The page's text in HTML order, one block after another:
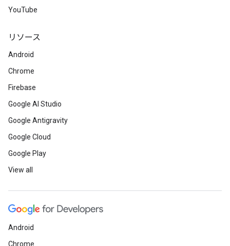
YouTube
リソース
Android
Chrome
Firebase
Google AI Studio
Google Antigravity
Google Cloud
Google Play
View all
Android
Chrome